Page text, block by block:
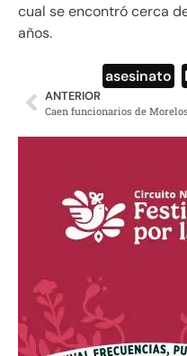
cual se encontró cerca
años.
asesinato
ANTERIOR